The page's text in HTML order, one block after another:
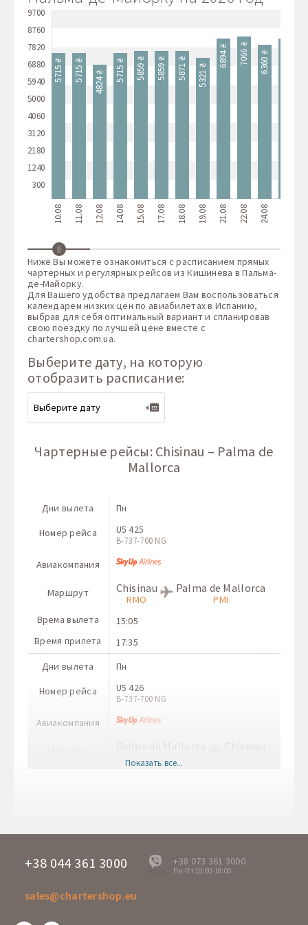
9700
8760
7820
6880
5940
5000
4060
3120
2180
1240
300
5715 ₴
10.08
5715 ₴
11.08
4824 ₴
12.08
5715 ₴
14.08
5859 ₴
15.08
5859 ₴
17.08
5871 ₴
18.08
5321 ₴
19.08
6894 ₴
21.08
7066 ₴
22.08
6360 ₴
24.08
Ниже Вы можете ознакомиться с расписанием прямых
чартерных и регулярных рейсов из Кишинева в Пальма-
де-Майорку.
Для Вашего удобства предлагаем Вам воспользоваться
календарем низких цен по авиабилетах в Испанию,
выбрав для себя оптимальный вариант и спланировав
свою поездку по лучшей цене вместе с
chartershop.com.ua.
Выберите дату, на которую
отобразить расписание:
Чартерные рейсы: Chisinau – Palma de
Mallorca
Дни вылета
Номер рейса
Авиакомпания
Маршрут
Врема вылета
Время прилета
Пн
U5 425
В-737-700 NG
Chisinau
RMO
Palma de Mallorca
PMI
15:05
17:35
Дни вылета
Номер рейса
Авиакомпания
Пн
U5 426
В-737-700 NG
Palma de Mallorca Chisinau
A-320
Chisinau
Показать все...
+38 044 361 3000
offline
+38 073 361 3000
Пн-Пт 10:00-18:00
sales@chartershop.eu